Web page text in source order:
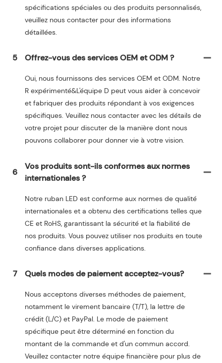
spécifications spéciales ou des produits personnalisés,
veuillez nous contacter pour des informations
détaillées.
5 Offrez-vous des services OEM et ODM ?
Oui, nous fournissons des services OEM et ODM. Notre
R expérimenté&L'équipe D peut vous aider à concevoir
et fabriquer des produits répondant à vos exigences
spécifiques. Veuillez nous contacter avec les détails de
votre projet pour discuter de la manière dont nous
pouvons collaborer pour donner vie à votre vision.
6
Vos produits sont-ils conformes aux normes
internationales ?
Notre ruban LED est conforme aux normes de qualité
internationales et a obtenu des certifications telles que
CE et RoHS, garantissant la sécurité et la fiabilité de
nos produits. Vous pouvez utiliser nos produits en toute
confiance dans diverses applications.
7 Quels modes de paiement acceptez-vous?
Nous acceptons diverses méthodes de paiement,
notamment le virement bancaire (T/T), la lettre de
crédit (L/C) et PayPal. Le mode de paiement
spécifique peut être déterminé en fonction du
montant de la commande et d'un commun accord.
Veuillez contacter notre équipe financière pour plus de